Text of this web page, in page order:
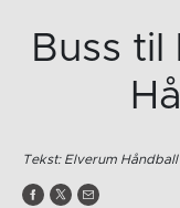
Buss til
Tekst: Elverum Håndball